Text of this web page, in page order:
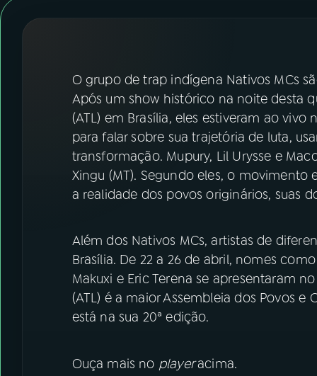
ACOMPANHE A RÁDIO NACIONAL
YouTube Facebook
Instagram X
O grupo de trap indígena Nativos MCs
Após um show histórico na noite desta
(ATL) em Brasília, eles estiveram ao
para falar sobre sua trajetória de luta,
transformação. Mupury, Lil Urysse e
Xingu (MT). Segundo eles, o
a realidade dos povos originários, suas
Além dos Nativos MCs, artistas de
Brasília. De 22 a 26 de abril, nomes
Makuxi e Eric Terena se apresentaram
(ATL) é a maior Assembleia dos Povos
está na sua 20ª edição.
Ouça mais no playeracima.